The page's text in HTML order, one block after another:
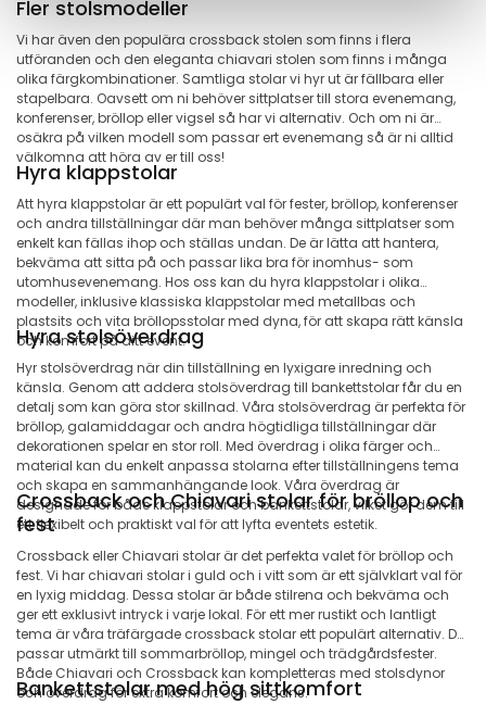
Fler stolsmodeller
Vi har även den populära crossback stolen som finns i flera
utföranden och den eleganta chiavari stolen som finns i många
olika färgkombinationer. Samtliga stolar vi hyr ut är fällbara eller
stapelbara. Oavsett om ni behöver sittplatser till stora evenemang,
konferenser, bröllop eller vigsel så har vi alternativ. Och om ni är
osäkra på vilken modell som passar ert evenemang så är ni alltid
välkomna att höra av er till oss!
Hyra klappstolar
Att hyra klappstolar är ett populärt val för fester, bröllop, konferenser
och andra tillställningar där man behöver många sittplatser som
enkelt kan fällas ihop och ställas undan. De är lätta att hantera,
bekväma att sitta på och passar lika bra för inomhus- som
utomhusevenemang. Hos oss kan du hyra klappstolar i olika
modeller, inklusive klassiska klappstolar med metallbas och
plastsits och vita bröllopsstolar med dyna, för att skapa rätt känsla
och komfort på ditt event.
Hyra stolsöverdrag
Hyr stolsöverdrag när din tillställning en lyxigare inredning och
känsla. Genom att addera stolsöverdrag till bankettstolar får du en
detalj som kan göra stor skillnad. Våra stolsöverdrag är perfekta för
bröllop, galamiddagar och andra högtidliga tillställningar där
dekorationen spelar en stor roll. Med överdrag i olika färger och
material kan du enkelt anpassa stolarna efter tillställningens tema
och skapa en sammanhängande look. Våra överdrag är
designade för både klappstolar och bankettstolar, vilket gör dem till
ett flexibelt och praktiskt val för att lyfta eventets estetik.
Crossback och Chiavari stolar för bröllop och
fest
Crossback eller Chiavari stolar är det perfekta valet för bröllop och
fest. Vi har chiavari stolar i guld och i vitt som är ett självklart val för
en lyxig middag. Dessa stolar är både stilrena och bekväma och
ger ett exklusivt intryck i varje lokal. För ett mer rustikt och lantligt
tema är våra träfärgade crossback stolar ett populärt alternativ. De
passar utmärkt till sommarbröllop, mingel och trädgårdsfester.
Både Chiavari och Crossback kan kompletteras med stolsdynor
och överdrag för extra komfort och elegans.
Bankettstolar med hög sittkomfort